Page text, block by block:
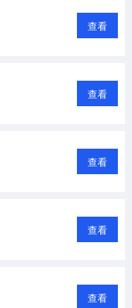
查看
查看
查看
查看
查看